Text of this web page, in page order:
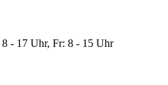
- 17 Uhr, Fr: 8 - 15 Uhr